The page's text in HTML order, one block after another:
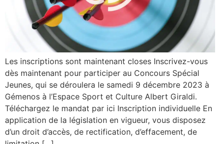
Les inscriptions sont maintenant closes Inscrivez-vous
dès maintenant pour participer au Concours Spécial
Jeunes, qui se déroulera le samedi 9 décembre 2023 à
Gémenos à l’Espace Sport et Culture Albert Giraldi.
Téléchargez le mandat par ici Inscription individuelle En
application de la législation en vigueur, vous disposez
d’un droit d’accès, de rectification, d’effacement, de